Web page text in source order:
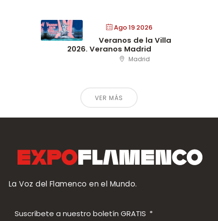
Ago 19 2026
Veranos de la Villa
2026. Veranos Madrid
Madrid
VER MÁS
La Voz del Flamenco en el Mundo.
Suscríbete a nuestro boletín GRATIS